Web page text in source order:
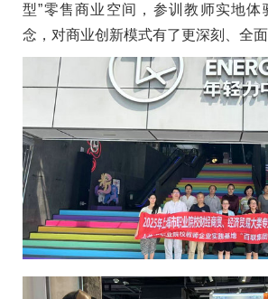
型”零售商业空间，参训教师实地体
念，对商业创新模式有了更深刻、全面